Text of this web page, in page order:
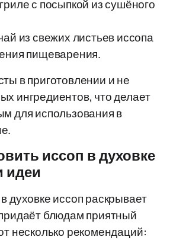
с посыпкой из сушёного
из свежих листьев иссопа
пищеварения.
в приготовлении и не
ингредиентов, что делает
для использования в
иссоп в духовке
идеи
духовке иссоп раскрывает
блюдам приятный
несколько рекомендаций: